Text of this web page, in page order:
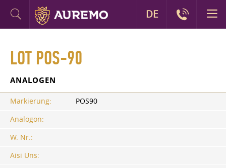
LOT POS-90
ANALOGEN
Markierung:
POS90
Analogon:
W. Nr.:
Aisi Uns:
DE